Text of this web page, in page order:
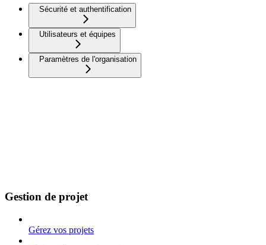
Sécurité et authentification
Utilisateurs et équipes
Paramètres de l'organisation
Gestion de projet
Gérez vos projets